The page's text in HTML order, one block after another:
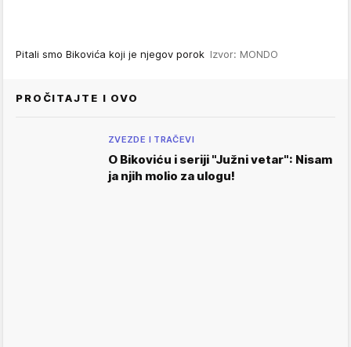
Pitali smo Bikovića koji je njegov porok Izvor: MONDO
PROČITAJTE I OVO
ZVEZDE I TRAČEVI
O Bikoviću i seriji "Južni vetar": Nisam
ja njih molio za ulogu!